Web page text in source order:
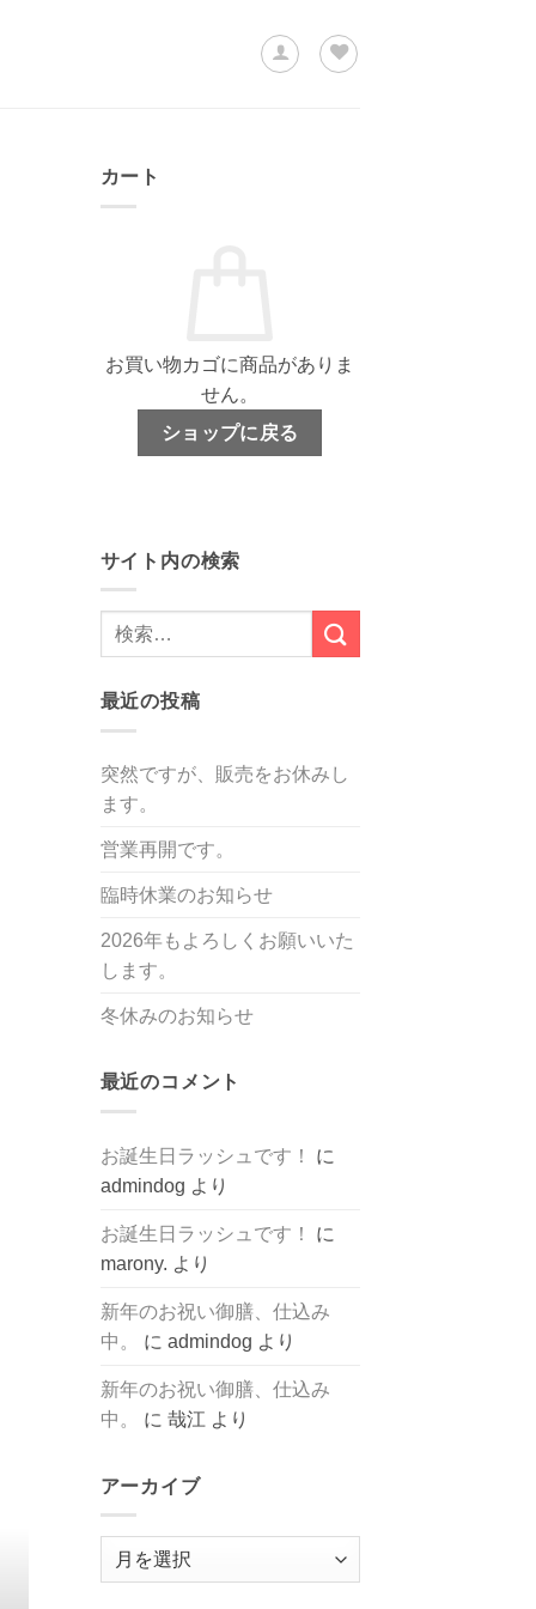
カート
お買い物カゴに商品がありま
せん。
ショップに戻る
サイト内の検索
最近の投稿
突然ですが、販売をお休みし
ます。
営業再開です。
臨時休業のお知らせ
2026年もよろしくお願いいた
します。
冬休みのお知らせ
最近のコメント
お誕生日ラッシュです！
に
admindog より
お誕生日ラッシュです！
に
marony. より
新年のお祝い御膳、仕込み
中。
に admindog より
新年のお祝い御膳、仕込み
中。
に 哉江 より
アーカイブ